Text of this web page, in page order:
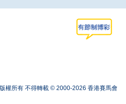
版權所有 不得轉載 © 2000-2026 香港賽馬會